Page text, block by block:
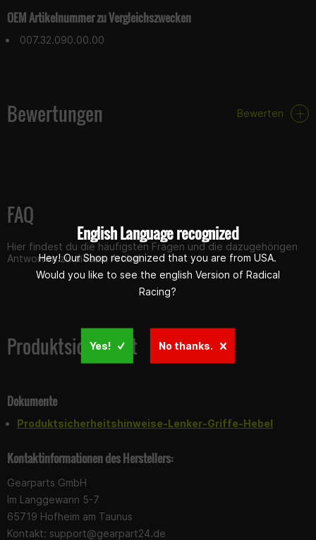
OEM Artikelnummer zu Vergleichszwecken
007.32.090.00.00
Bewertungen Bewerten
FAQ
Hier findest du die häufigsten Fragen und die dazugehörigen
Antworten zu diesem Artikel.
Produktsicherheit
Dokumente
Produktsicherheitshinweise-Lenker-Griffe-Hebel
Kontaktinformationen des Herstellers:
Gearparts GmbH
Im Langgewann 5-7
65719 Hofheim am Taunus
Kontakt: support@gearpart24.de
English Language recognized
Hey! Our Shop recognized that you are from USA.
Would you like to see the english Version of Radical
Racing?
Yes! No thanks.